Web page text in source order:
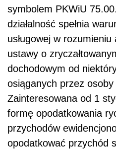
symbolem PKWiU
działalność spełnia
usługowej w
ustawy o
dochodowym od
osiąganych przez osoby
Zainteresowana od 1
formę opodatkowania
przychodów
opodatkować przychód